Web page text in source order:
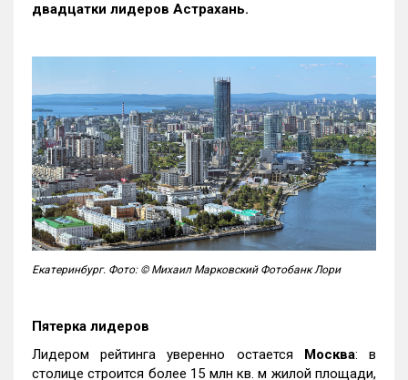
двадцатки лидеров Астрахань.
Екатеринбург. Фото: © Михаил Марковский Фотобанк Лори
Пятерка лидеров
Лидером рейтинга уверенно остается Москва: в
столице строится более 15 млн кв. м жилой площади,